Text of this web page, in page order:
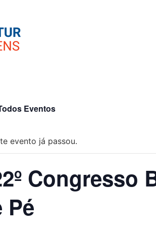
Eventos
evento já passou.
Congresso
Pé